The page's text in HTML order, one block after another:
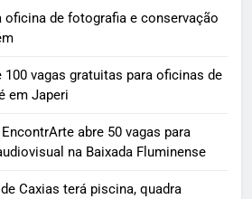
oficina de fotografia e conservação
100 vagas gratuitas para oficinas de
em Japeri
abre 50 vagas para
na Baixada Fluminense
Caxias terá piscina, quadra